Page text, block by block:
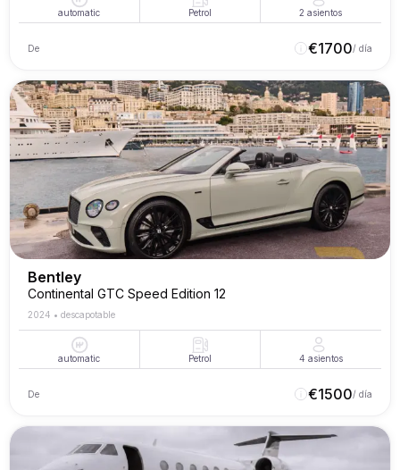
automatic Petrol 2 asientos
De €1700/ día
Bentley
Continental GTC Speed Edition 12
2024 • descapotable
automatic Petrol 4 asientos
De €1500/ día